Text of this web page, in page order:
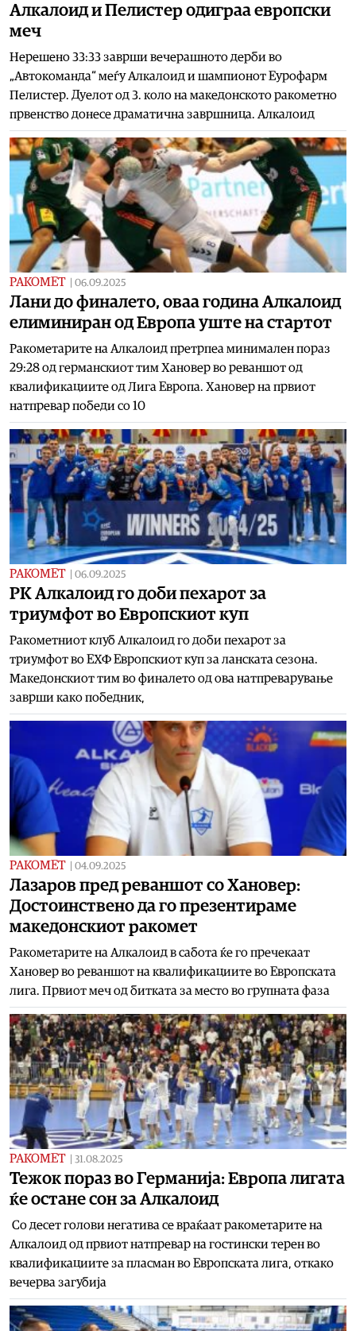
Aлкалоид и Пелистер одиграа европски
меч
Нерешено 33:33 заврши вечерашното дерби во
„Автокоманда“ меѓу Алкалоид и шампионот Еурофарм
Пелистер. Дуелот од 3. коло на македонското ракометно
првенство донесе драматична завршница. Алкалоид
РАКОМЕТ 06.09.2025
Лани до финалето, оваа година Алкалоид
елиминиран од Европа уште на стартот
Ракометарите на Алкалоид претрпеа минимален пораз
29:28 од германскиот тим Хановер во реваншот од
квалификациите од Лига Европа. Хановер на првиот
натпревар победи со 10
РАКОМЕТ 06.09.2025
РК Алкалоид го доби пехарот за
триумфот во Европскиот куп
Ракометниот клуб Алкалоид го доби пехарот за
триумфот во ЕХФ Европскиот куп за ланската сезона.
Македонскиот тим во финалето од ова натпреварување
заврши како победник,
РАКОМЕТ 04.09.2025
Лазаров пред реваншот со Хановер:
Достоинствено да го презентираме
македонскиот ракомет
Ракометарите на Алкалоид в сабота ќе го пречекаат
Хановер во реваншот на квалификациите во Европската
лига. Првиот меч од битката за место во групната фаза
РАКОМЕТ 31.08.2025
Тежок пораз во Германија: Европа лигата
ќе остане сон за Алкалоид
Со десет голови негатива се враќаат ракометарите на
Алкалоид од првиот натпревар на гостински терен во
квалификациите за пласман во Европската лига, откако
вечерва загубија